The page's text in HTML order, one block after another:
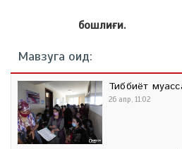
Мавзуга оид:
Тиббиёт
26 апр, 11:02